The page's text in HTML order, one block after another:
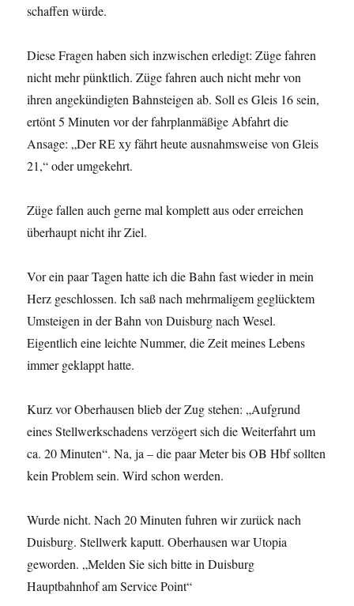
schaffen würde.
Diese Fragen haben sich inzwischen erledigt: Züge fahren
nicht mehr pünktlich. Züge fahren auch nicht mehr von
ihren angekündigten Bahnsteigen ab. Soll es Gleis 16 sein,
ertönt 5 Minuten vor der fahrplanmäßige Abfahrt die
Ansage: „Der RE xy fährt heute ausnahmsweise von Gleis
21,“ oder umgekehrt.
Züge fallen auch gerne mal komplett aus oder erreichen
überhaupt nicht ihr Ziel.
Vor ein paar Tagen hatte ich die Bahn fast wieder in mein
Herz geschlossen. Ich saß nach mehrmaligem geglücktem
Umsteigen in der Bahn von Duisburg nach Wesel.
Eigentlich eine leichte Nummer, die Zeit meines Lebens
immer geklappt hatte.
Kurz vor Oberhausen blieb der Zug stehen: „Aufgrund
eines Stellwerkschadens verzögert sich die Weiterfahrt um
ca. 20 Minuten“. Na, ja – die paar Meter bis OB Hbf sollten
kein Problem sein. Wird schon werden.
Wurde nicht. Nach 20 Minuten fuhren wir zurück nach
Duisburg. Stellwerk kaputt. Oberhausen war Utopia
geworden. „Melden Sie sich bitte in Duisburg
Hauptbahnhof am Service Point“